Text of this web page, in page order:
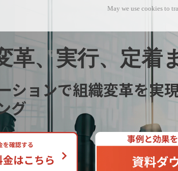
革、実行、定着
ションで組織変革を実
グ
May we use cookies to